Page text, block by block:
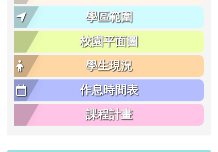
學區範圍
校園平面圖
學生現況
作息時間表
課程計畫